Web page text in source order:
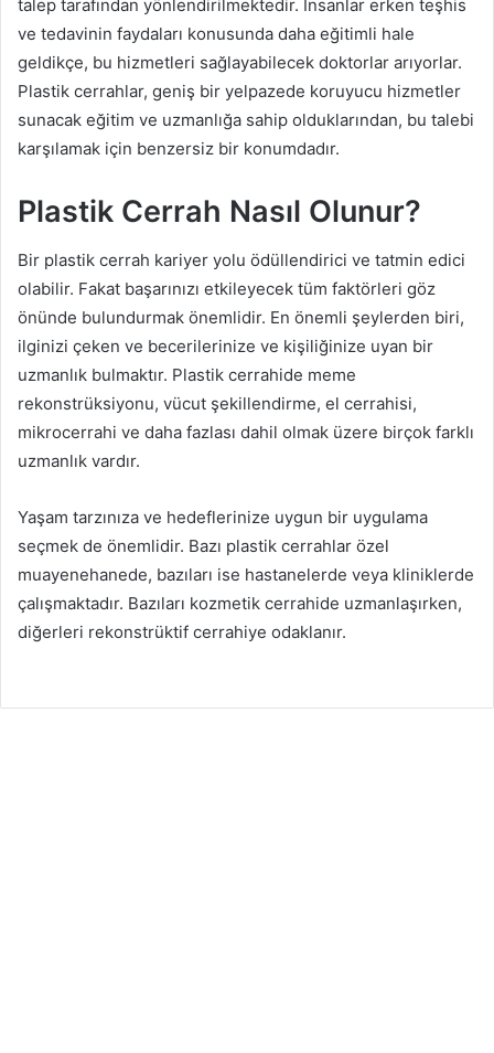
talep tarafından yönlendirilmektedir. İnsanlar erken teşhis
ve tedavinin faydaları konusunda daha eğitimli hale
geldikçe, bu hizmetleri sağlayabilecek doktorlar arıyorlar.
Plastik cerrahlar, geniş bir yelpazede koruyucu hizmetler
sunacak eğitim ve uzmanlığa sahip olduklarından, bu talebi
karşılamak için benzersiz bir konumdadır.
Plastik Cerrah Nasıl Olunur?
Bir plastik cerrah kariyer yolu ödüllendirici ve tatmin edici
olabilir. Fakat başarınızı etkileyecek tüm faktörleri göz
önünde bulundurmak önemlidir. En önemli şeylerden biri,
ilginizi çeken ve becerilerinize ve kişiliğinize uyan bir
uzmanlık bulmaktır. Plastik cerrahide meme
rekonstrüksiyonu, vücut şekillendirme, el cerrahisi,
mikrocerrahi ve daha fazlası dahil olmak üzere birçok farklı
uzmanlık vardır.
Yaşam tarzınıza ve hedeflerinize uygun bir uygulama
seçmek de önemlidir. Bazı plastik cerrahlar özel
muayenehanede, bazıları ise hastanelerde veya kliniklerde
çalışmaktadır. Bazıları kozmetik cerrahide uzmanlaşırken,
diğerleri rekonstrüktif cerrahiye odaklanır.